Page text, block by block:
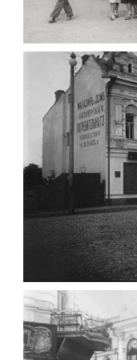
ПАВІЛЬЙОН
ФОТО